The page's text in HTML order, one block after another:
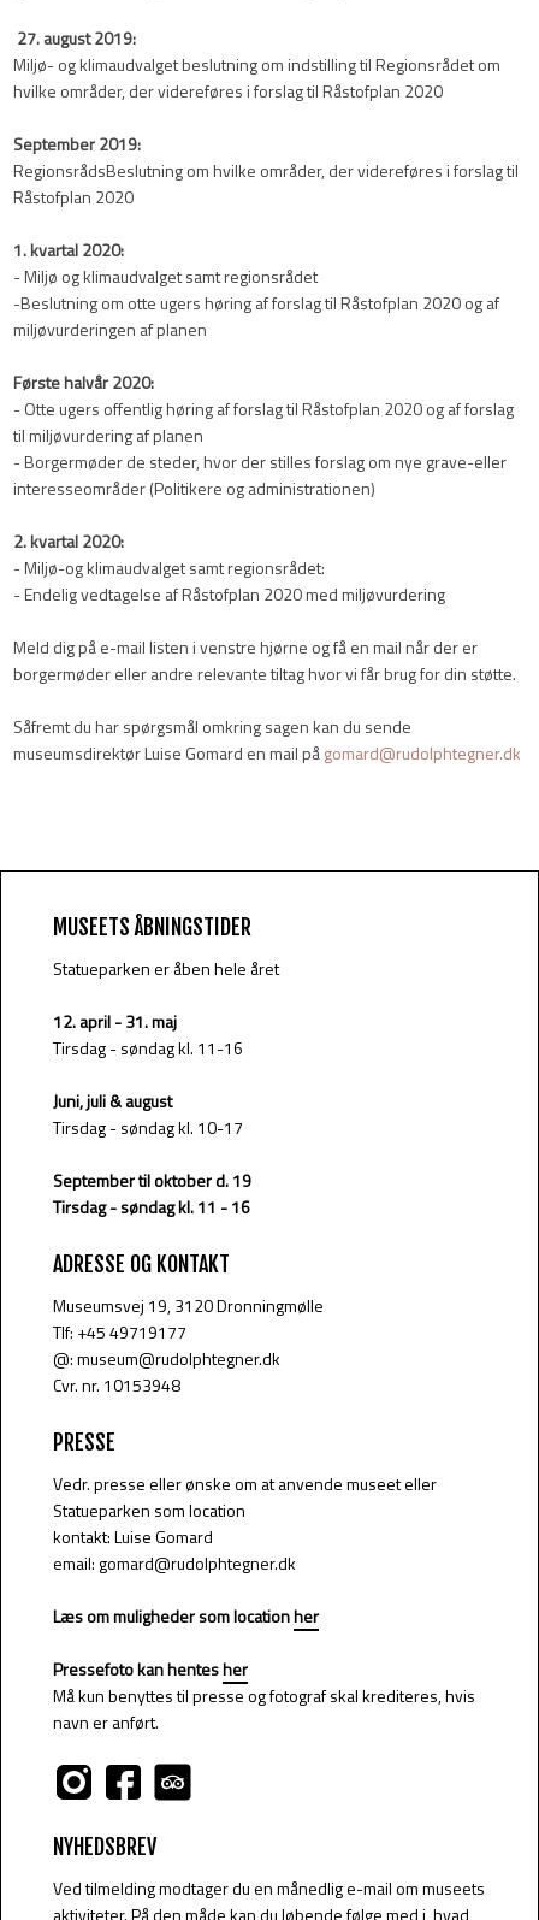
27. august 2019:
Miljø- og klimaudvalget beslutning om indstilling til Regionsrådet om
hvilke områder, der videreføres i forslag til Råstofplan 2020
September 2019:
RegionsrådsBeslutning om hvilke områder, der videreføres i forslag til
Råstofplan 2020
1. kvartal 2020:
- Miljø og klimaudvalget samt regionsrådet
-Beslutning om otte ugers høring af forslag til Råstofplan 2020 og af
miljøvurderingen af planen
Første halvår 2020:
- Otte ugers offentlig høring af forslag til Råstofplan 2020 og af forslag
til miljøvurdering af planen
- Borgermøder de steder, hvor der stilles forslag om nye grave-eller
interesseområder (Politikere og administrationen)
2. kvartal 2020:
- Miljø-og klimaudvalget samt regionsrådet:
- Endelig vedtagelse af Råstofplan 2020 med miljøvurdering
Meld dig på e-mail listen i venstre hjørne og få en mail når der er
borgermøder eller andre relevante tiltag hvor vi får brug for din støtte.
Såfremt du har spørgsmål omkring sagen kan du sende
museumsdirektør Luise Gomard en mail pågomard@rudolphtegner.dk​
MUSEETS ÅBNINGSTIDER
Statueparken er åben hele året
12. april - 31. maj​
Tirsdag - søndag kl. 11-16
Juni, juli & august
Tirsdag - søndag kl. 10-17
September til oktober d. 19
Tirsdag - søndag kl. 11 - 16
ADRESSE OG KONTAKT
​Museumsvej​ 19, 3120 Dronningmølle
Tlf: +45 49719177
@: museum@rudolphtegner.dk
Cvr. nr. 10153948
PRESSE
Vedr. presse eller ønske om at anvende museet eller
Statueparken som location
kontakt: Luise Gomard
email: gomard@rudolphtegner.dk
Læs om muligheder som locationher
Pressefoto kan hentesher
Må kun benyttes til presse og fotograf skal krediteres, hvis
navn er anført.
NYHEDSBREV
Ved tilmelding modtager du en månedlig e-mail om museets
aktiviteter. På den måde kan du løbende følge med i, hvad